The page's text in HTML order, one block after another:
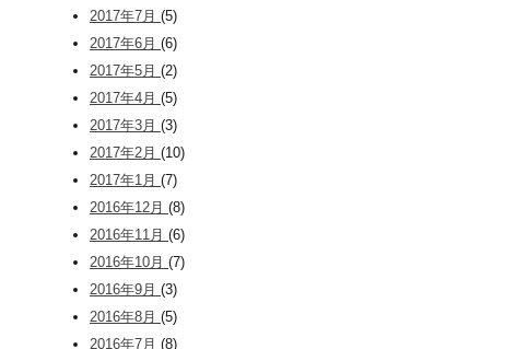
2017年7月 (5)
2017年6月 (6)
2017年5月 (2)
2017年4月 (5)
2017年3月 (3)
2017年2月 (10)
2017年1月 (7)
2016年12月 (8)
2016年11月 (6)
2016年10月 (7)
2016年9月 (3)
2016年8月 (5)
2016年7月 (8)